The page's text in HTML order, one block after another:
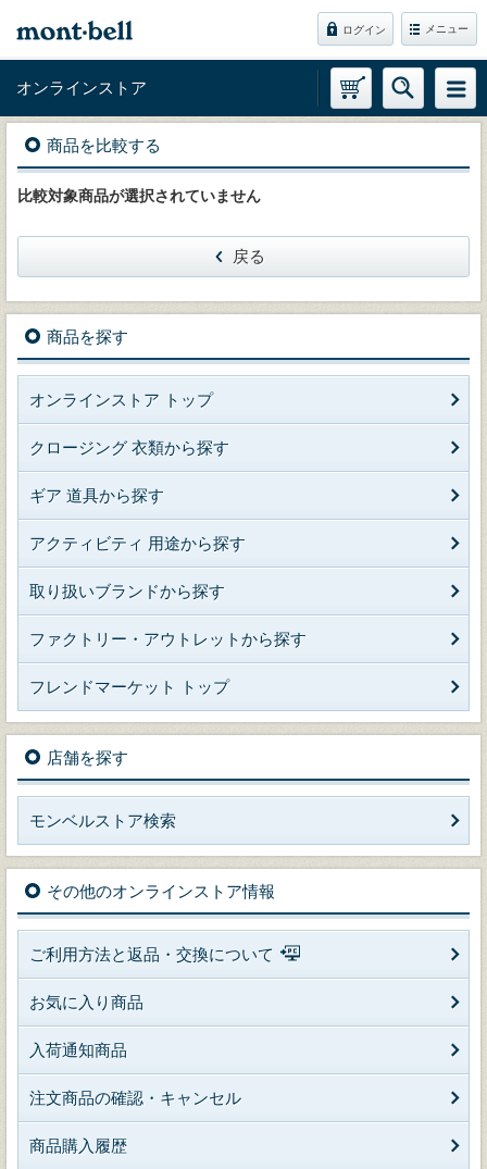
ログイン メニュー
オンラインストア
商品を比較する
比較対象商品が選択されていません
戻る
商品を探す
オンラインストア トップ
クロージング 衣類から探す
ギア 道具から探す
アクティビティ 用途から探す
取り扱いブランドから探す
ファクトリー・アウトレットから探す
フレンドマーケット トップ
店舗を探す
モンベルストア検索
その他のオンラインストア情報
ご利用方法と返品・交換について
お気に入り商品
入荷通知商品
注文商品の確認・キャンセル
商品購入履歴